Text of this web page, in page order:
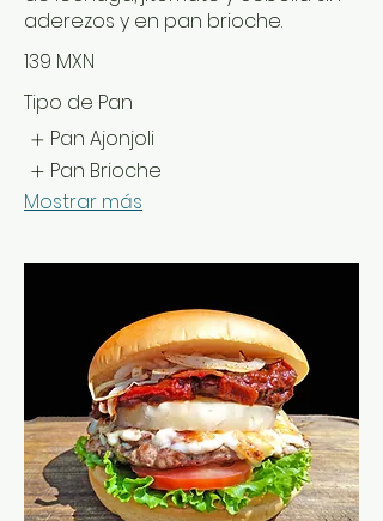
aderezos y en pan brioche.
139 MXN
Tipo de Pan
Pan Ajonjoli
Pan Brioche
Mostrar más